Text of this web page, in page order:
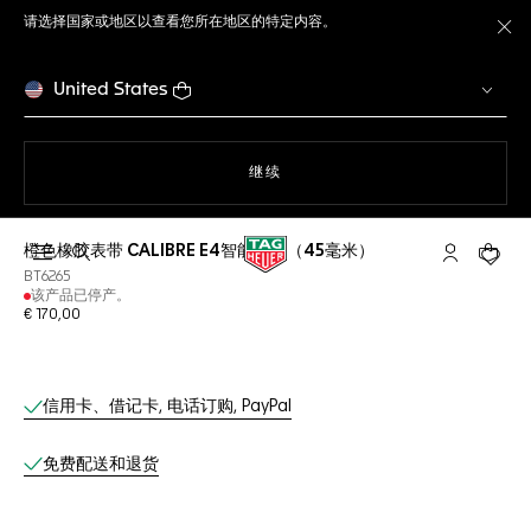
请选择国家或地区以查看您所在地区的特定内容。
United States
继续
打开搜索 My TAG您的
橙色橡胶表带 CALIBRE E4智能腕表（45毫米）
BT6265
该产品已停产。
€ 170,00
线上服务
信用卡、借记卡, 电话订购, PayPal
免费配送和退货